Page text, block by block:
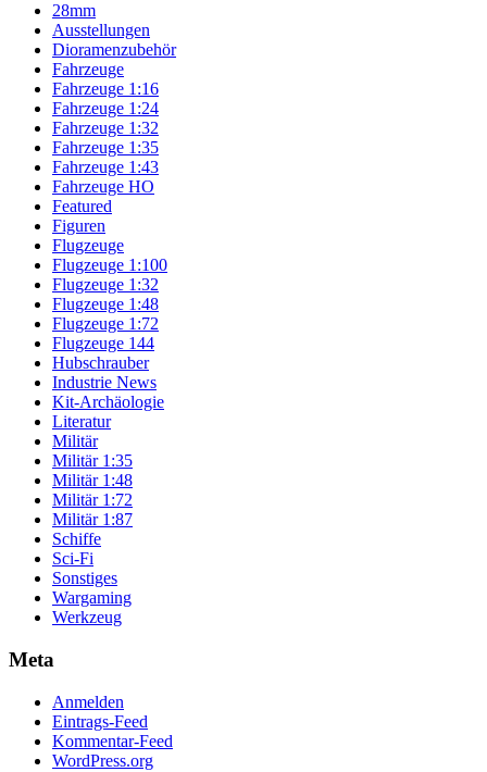
28mm
Ausstellungen
Dioramenzubehör
Fahrzeuge
Fahrzeuge 1:16
Fahrzeuge 1:24
Fahrzeuge 1:32
Fahrzeuge 1:35
Fahrzeuge 1:43
Fahrzeuge HO
Featured
Figuren
Flugzeuge
Flugzeuge 1:100
Flugzeuge 1:32
Flugzeuge 1:48
Flugzeuge 1:72
Flugzeuge 144
Hubschrauber
Industrie News
Kit-Archäologie
Literatur
Militär
Militär 1:35
Militär 1:48
Militär 1:72
Militär 1:87
Schiffe
Sci-Fi
Sonstiges
Wargaming
Werkzeug
Meta
Anmelden
Eintrags-Feed
Kommentar-Feed
WordPress.org